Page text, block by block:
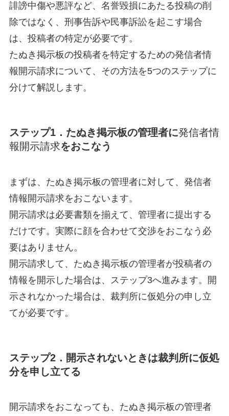
誹謗中傷や悪評など、名誉毀損にあたる投稿の削
除ではなく、刑事告訴や民事訴訟を起こす場合
は、 投稿者の特定が必要です。
たぬき掲示板の投稿者を特定するための発信者情
報開示請求について、その方法を5つのステップに
分けて解説します。
ステップ1．たぬき掲示板の管理者に発信者情
報開示請求をおこなう
まずは、たぬき掲示板の管理者に対して、発信者
情報開示請求をおこないます。
開示請求は必要書類を揃えて、管理者に提出する
だけです。実際に顔を合わせて交渉をおこなう必
要はありません。
開示請求して、たぬき掲示板の管理者が投稿者の
情報を開示した場合は、ステップ3へ進みます。開
示されなかった場合は、裁判所に仮処分の申し立
てが必要です。
ステップ2．開示されないときは裁判所に仮処
分を申し立てる
開示請求をおこなっても、たぬき掲示板の管理者